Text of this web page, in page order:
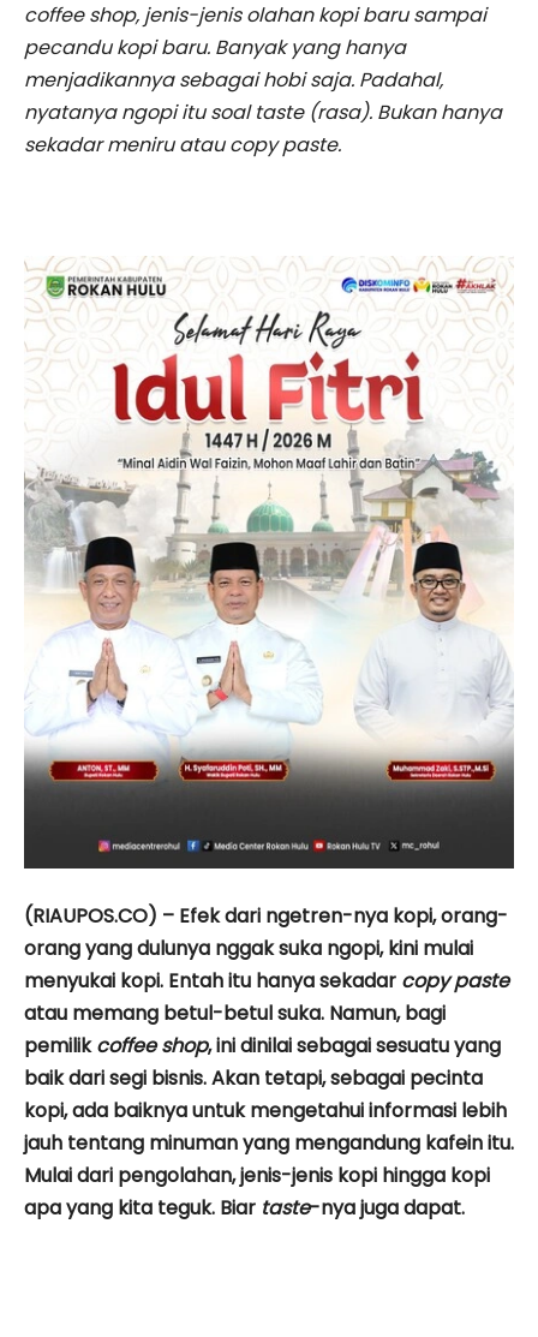
coffee shop, jenis-jenis olahan kopi baru sampai
pecandu kopi baru. Banyak yang hanya
menjadikannya sebagai hobi saja. Padahal,
nyatanya ngopi itu soal taste (rasa). Bukan hanya
sekadar meniru atau copy paste.
(RIAUPOS.CO) – Efek dari ngetren-nya kopi, orang-
orang yang dulunya nggak suka ngopi, kini mulai
menyukai kopi. Entah itu hanya sekadar copy paste
atau memang betul-betul suka. Namun, bagi
pemilikcoffee shop, ini dinilai sebagai sesuatu yang
baik dari segi bisnis. Akan tetapi, sebagai pecinta
kopi, ada baiknya untuk mengetahui informasi lebih
jauh tentang minuman yang mengandung kafein itu.
Mulai dari pengolahan, jenis-jenis kopi hingga kopi
apa yang kita teguk. Biar taste-nya juga dapat.